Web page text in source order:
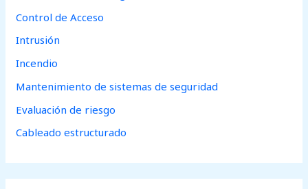
o
r
:
Control de Acceso
Intrusión
Incendio
Mantenimiento de sistemas de seguridad
Evaluación de riesgo
Cableado estructurado